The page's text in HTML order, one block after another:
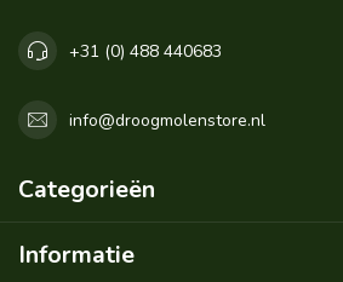
+31 (0) 488 440683
info@droogmolenstore.nl
Categorieën
Informatie